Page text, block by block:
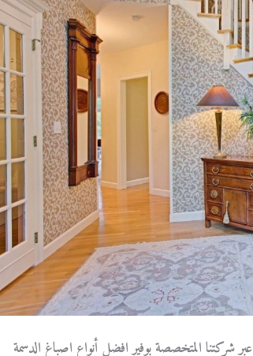
المتخصصة بوفير افضل أنواع اصباغ الدسمة